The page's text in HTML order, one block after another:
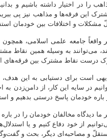
را در اختیار داشته باشیم و
این فرقه‌ها و مذاهب نیز پی
مشکلات و اختلافات بین خودمان
واقعاً جامعه علمی اسلامی، همچون
می‌توانند به وسیله همین نقاط
درست نقاط مشترک بین فرقه‌های
است برای دستیابی به این هدف،
در سایه این کار، از دامن‌زدن
باره خودمان پاسخ درستی بدهیم و
ما دیدگاه مخالفان خودمان را در
از خود دفاع کنیم و یا
و مصاحبه‌ای دیگر، بحث و